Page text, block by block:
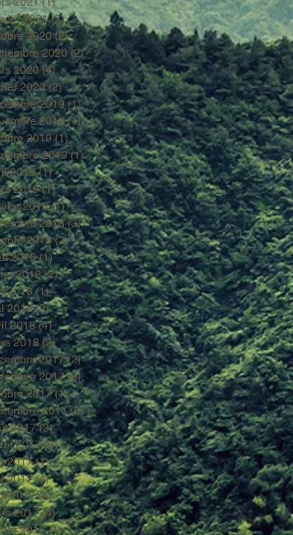
2021 (2)2 posts
2020 (2)2 posts
2020 (2)2 posts
2020 (4)4 posts
2020 (2)2 posts
2019 (1)1 post
2019 (1)1 post
2019 (1)1 post
2019 (1)1 post
2019 (1)1 post
2019 (1)1 post
2019 (1)1 post
2018 (3)3 posts
2018 (3)3 posts
2018 (1)1 post
2018 (2)2 posts
2018 (1)1 post
2018 (2)2 posts
2018 (4)4 posts
2018 (2)2 posts
2017 (2)2 posts
2017 (5)5 posts
2017 (1)1 post
2017 (6)6 posts
2017 (2)2 posts
2017 (8)8 posts
2017 (1)1 post
2017 (4)4 posts
2017 (4)4 posts
2017 (4)4 posts
2017 (1)1 post